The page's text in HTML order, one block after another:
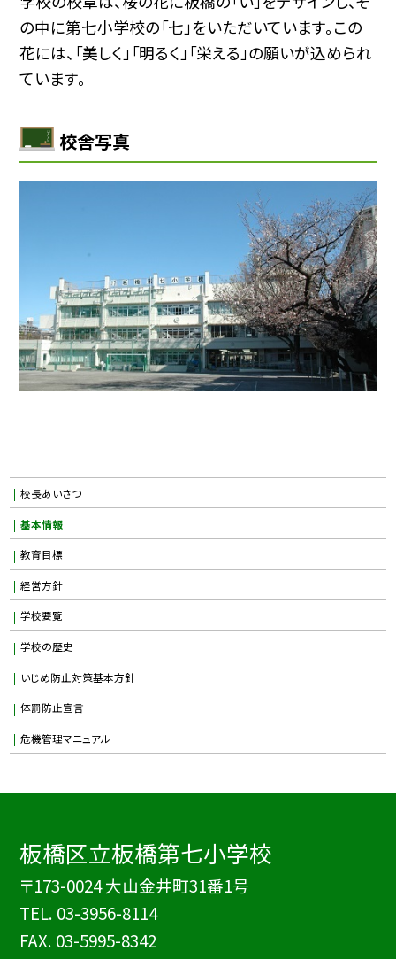
の中に第七小学校の「七」をいただいています。この
花には、「美しく」「明るく」「栄える」の願いが込められ
ています。
校舎写真
校長あいさつ
基本情報
教育目標
経営方針
学校要覧
学校の歴史
いじめ防止対策基本方針
体罰防止宣言
危機管理マニュアル
板橋区立板橋第七小学校
〒173-0024 大山金井町31番1号
TEL. 03-3956-8114
FAX. 03-5995-8342